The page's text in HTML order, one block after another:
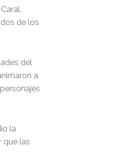
de los
del
a
la
que las